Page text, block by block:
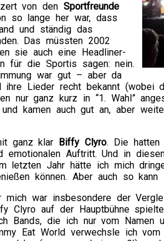
von den Sportfreunde
so lange her war, dass
und ständig das
Das müssten 2002
sie auch eine Headliner-
für die Sportis sagen: nein.
war gut – aber da
Lieder recht bekannt (wobei
nur ganz kurz in “1. Wahl”
und kamen auch gut an, aber
ganz klar
Biffy Clyro. Die
emotionalen Auftritt. Und in
letzten Jahr hätte ich mich
können. Aber auch so kann
mich war insbesondere der
Clyro auf der Hauptbühne
Bands, die ich nur vom Namen
Eat World verwechsle ich